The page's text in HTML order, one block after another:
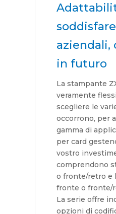
aziendali,
in futuro
La stampante
veramente
scegliere le
occorrono, per
gamma di
per card
vostro
comprendono
o fronte/retro e
fronte o fronte/
La serie offre
opzioni di